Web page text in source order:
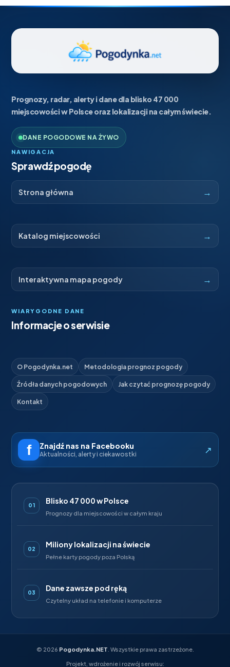
Prognozy, radar, alerty i dane dla blisko 47 000
miejscowości w Polsce oraz lokalizacji na całym świecie.
DANE POGODOWE NA ŻYWO
NAWIGACJA
Sprawdź pogodę
Strona główna →
Katalog miejscowości →
Interaktywna mapa pogody →
WIARYGODNE DANE
Informacje o serwisie
O Pogodynka.net Metodologia prognoz pogody
Źródła danych pogodowych Jak czytać prognozę pogody
Kontakt
Znajdź nas na Facebooku
Aktualności, alerty i ciekawostki ↗
01 Blisko 47 000 w Polsce
Prognozy dla miejscowości w całym kraju
02 Miliony lokalizacji na świecie
Pełne karty pogody poza Polską
03 Dane zawsze pod ręką
Czytelny układ na telefonie i komputerze
© 2026 Pogodynka.NET . Wszystkie prawa zastrzeżone.
Projekt, wdrożenie i rozwój serwisu: